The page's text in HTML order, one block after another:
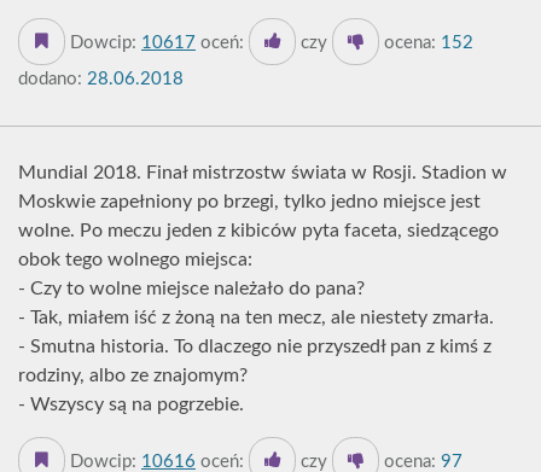
Dowcip: 10617 oceń: czy ocena: 152
dodano: 28.06.2018
Mundial 2018. Finał mistrzostw świata w Rosji. Stadion w
Moskwie zapełniony po brzegi, tylko jedno miejsce jest
wolne. Po meczu jeden z kibiców pyta faceta, siedzącego
obok tego wolnego miejsca:
- Czy to wolne miejsce należało do pana?
- Tak, miałem iść z żoną na ten mecz, ale niestety zmarła.
- Smutna historia. To dlaczego nie przyszedł pan z kimś z
rodziny, albo ze znajomym?
- Wszyscy są na pogrzebie.
Dowcip: 10616 oceń: czy ocena: 97